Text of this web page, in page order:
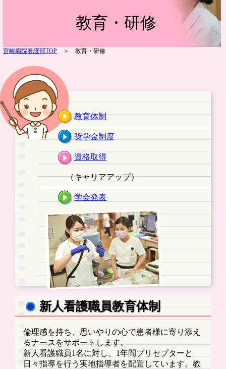
宮崎病院看護部教育・研修
宮崎病院看護部TOP ＞ 教育・研修
教育体制
奨学金制度
資格取得
（キャリアアップ）
学会発表
新人看護職員教育体制
倫理感を持ち、思いやりの心で患者様に寄り添え
るナースをサポートします。
新人看護職員1名に対し、1年間プリセプターと
日々指導を行う実地指導者を配置しています。教